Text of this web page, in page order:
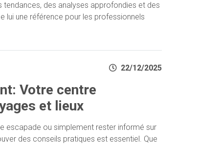
tendances, des analyses approfondies et des
lui une référence pour les professionnels
22/12/2025
Votre centre
et lieux
escapade ou simplement rester informé sur
des conseils pratiques est essentiel. Que